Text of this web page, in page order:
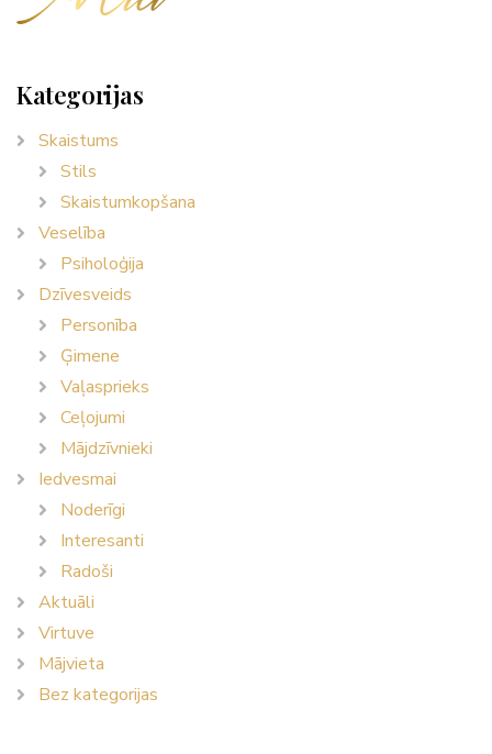
Kategorijas
Skaistums
Stils
Skaistumkopšana
Veselība
Psiholoģija
Dzīvesveids
Personība
Ģimene
Vaļasprieks
Ceļojumi
Mājdzīvnieki
Iedvesmai
Noderīgi
Interesanti
Radoši
Aktuāli
Virtuve
Mājvieta
Bez kategorijas